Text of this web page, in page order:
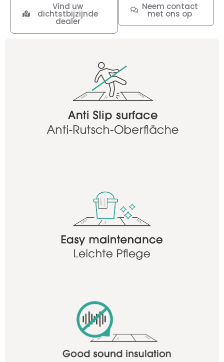
Neem contact
met ons op
Vind uw
dichtstbijzijnde
dealer